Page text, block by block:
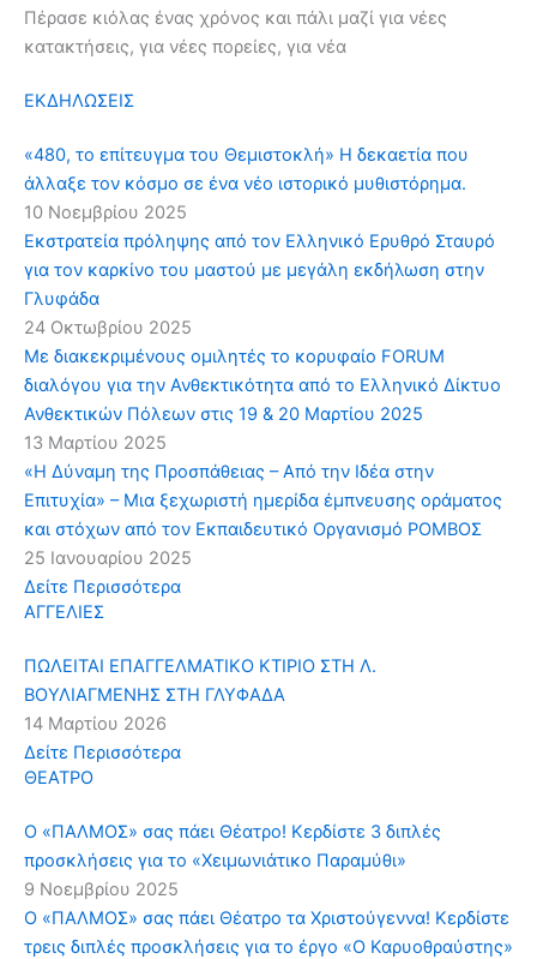
Πέρασε κιόλας ένας χρόνος και πάλι μαζί για νέες
κατακτήσεις, για νέες πορείες, για νέα
ΕΚΔΗΛΩΣΕΙΣ
«480, το επίτευγμα του Θεμιστοκλή» Η δεκαετία που
άλλαξε τον κόσμο σε ένα νέο ιστορικό μυθιστόρημα.
10 Νοεμβρίου 2025
Εκστρατεία πρόληψης από τον Ελληνικό Ερυθρό Σταυρό
για τον καρκίνο του μαστού με μεγάλη εκδήλωση στην
Γλυφάδα
24 Οκτωβρίου 2025
Με διακεκριμένους ομιλητές το κορυφαίο FORUM
διαλόγου για την Ανθεκτικότητα από το Ελληνικό Δίκτυο
Ανθεκτικών Πόλεων στις 19 & 20 Μαρτίου 2025
13 Μαρτίου 2025
«Η Δύναμη της Προσπάθειας – Από την Ιδέα στην
Επιτυχία» – Μια ξεχωριστή ημερίδα έμπνευσης οράματος
και στόχων από τον Εκπαιδευτικό Οργανισμό ΡΟΜΒΟΣ
25 Ιανουαρίου 2025
Δείτε Περισσότερα
ΑΓΓΕΛΙΕΣ
ΠΩΛΕΙΤΑΙ ΕΠΑΓΓΕΛΜΑΤΙΚΟ ΚΤΙΡΙΟ ΣΤΗ Λ.
ΒΟΥΛΙΑΓΜΕΝΗΣ ΣΤΗ ΓΛΥΦΑΔΑ
14 Μαρτίου 2026
Δείτε Περισσότερα
ΘΕΑΤΡΟ
Ο «ΠΑΛΜΟΣ» σας πάει Θέατρο! Κερδίστε 3 διπλές
προσκλήσεις για το «Χειμωνιάτικο Παραμύθι»
9 Νοεμβρίου 2025
Ο «ΠΑΛΜΟΣ» σας πάει Θέατρο τα Χριστούγεννα! Κερδίστε
τρεις διπλές προσκλήσεις για το έργο «Ο Καρυοθραύστης»